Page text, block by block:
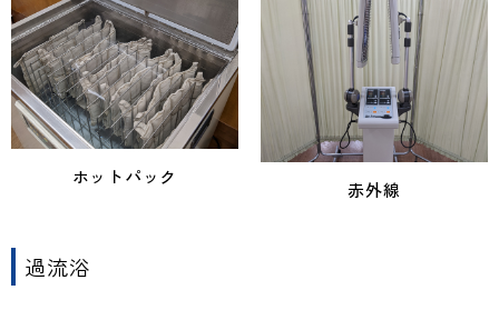
ホットパック
赤外線
過流浴